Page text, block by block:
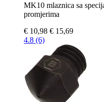
MK10 mlaznica sa
promjerima
€ 10,98 € 15,69
4.8 (6)